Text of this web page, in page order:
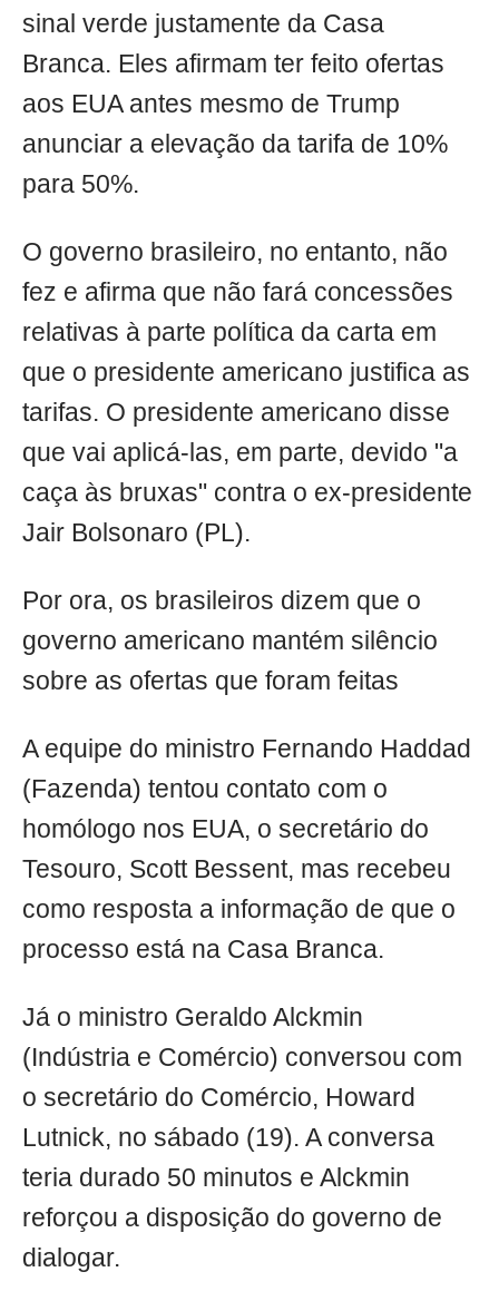
sinal verde justamente da Casa
Branca. Eles afirmam ter feito ofertas
aos EUA antes mesmo de Trump
anunciar a elevação da tarifa de 10%
para 50%.
O governo brasileiro, no entanto, não
fez e afirma que não fará concessões
relativas à parte política da carta em
que o presidente americano justifica as
tarifas. O presidente americano disse
que vai aplicá-las, em parte, devido "a
caça às bruxas" contra o ex-presidente
Jair Bolsonaro (PL).
Por ora, os brasileiros dizem que o
governo americano mantém silêncio
sobre as ofertas que foram feitas
A equipe do ministro Fernando Haddad
(Fazenda) tentou contato com o
homólogo nos EUA, o secretário do
Tesouro, Scott Bessent, mas recebeu
como resposta a informação de que o
processo está na Casa Branca.
Já o ministro Geraldo Alckmin
(Indústria e Comércio) conversou com
o secretário do Comércio, Howard
Lutnick, no sábado (19). A conversa
teria durado 50 minutos e Alckmin
reforçou a disposição do governo de
dialogar.